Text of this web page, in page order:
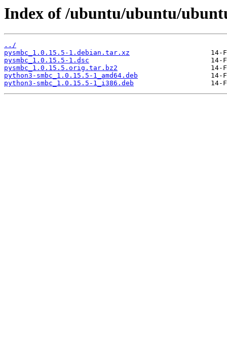
Index of /ubuntu/ubuntu/
../
pysmbc_1.0.15.5-1.debian.tar.xz
pysmbc_1.0.15.5-1.dsc
pysmbc_1.0.15.5.orig.tar.bz2
python3-smbc_1.0.15.5-1_amd64.deb
python3-smbc_1.0.15.5-1_i386.deb